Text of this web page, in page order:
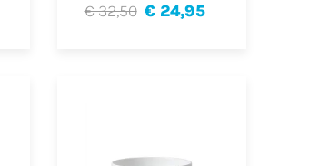
€ 32,50 € 24,95